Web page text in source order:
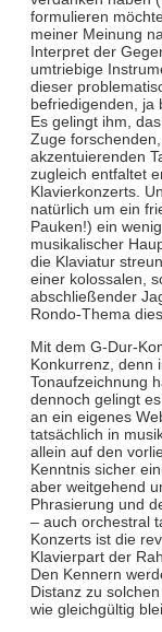
formulieren
meiner Meinung
Interpret der
umtriebige
dieser
befriedigenden, ja
Es gelingt ihm,
Zuge
akzentuierenden
zugleich entfaltet
Klavierkonzerts.
natürlich um ein
Pauken!) ein
musikalischer
die Klaviatur
einer kolossalen,
abschließender
Rondo-Thema
Mit dem G-Dur-
Konkurrenz, denn
Tonaufzeichnung
dennoch gelingt
an ein eigenes
tatsächlich in
allein auf den
Kenntnis sicher
aber weitgehend
Phrasierung und
– auch orchestral
Konzerts ist die
Klavierpart der
Den Kennern
Distanz zu
wie gleichgültig